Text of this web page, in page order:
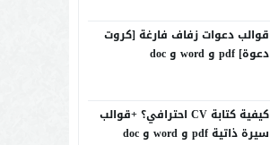
قوالب دعوات زفاف فارغة [كروت
دعوة] pdf و word و doc
كيفية كتابة CV احترافي؟ +قوالب
سيرة ذاتية pdf و word و doc